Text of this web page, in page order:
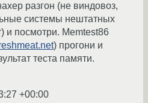
разгон (не виндовоз,
системы нештатных
и посмотри. Memtest86
) прогони и
теста памяти.
+00:00